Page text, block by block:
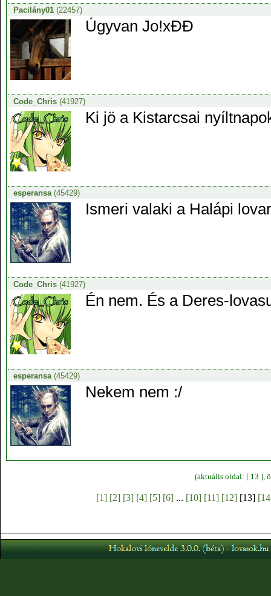
Pacilány01(22457)
Úgyvan Jo!xĐĐ
Code_Chris(41927)
Ki jö a Kistarcsai
esperansa(45429)
Ismeri valaki a Halápi
Code_Chris(41927)
Én nem. És a Deres-
esperansa(45429)
Nekem nem :/
(aktuális oldal: [ 13 ],
[1] [2] [3] [4] [5] [6]... [10] [11] [12][13]